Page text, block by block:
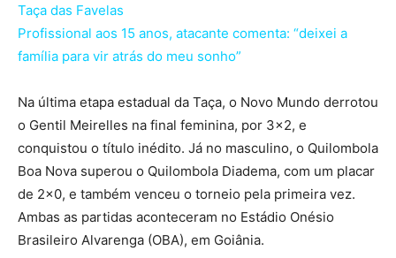
Taça das Favelas
Profissional aos 15 anos, atacante comenta: “deixei a
família para vir atrás do meu sonho”
Na última etapa estadual da Taça, o Novo Mundo derrotou
o Gentil Meirelles na final feminina, por 3×2, e
conquistou o título inédito. Já no masculino, o Quilombola
Boa Nova superou o Quilombola Diadema, com um placar
de 2×0, e também venceu o torneio pela primeira vez.
Ambas as partidas aconteceram no Estádio Onésio
Brasileiro Alvarenga (OBA), em Goiânia.